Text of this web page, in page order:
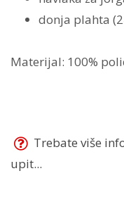
donja plahta
Materijal: 100%
Trebate više
upit...